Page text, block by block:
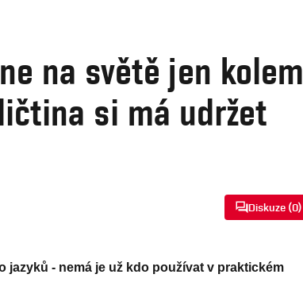
na světě jen kolem
si má udržet
Diskuze (0)
jazyků - nemá je už kdo používat v praktickém